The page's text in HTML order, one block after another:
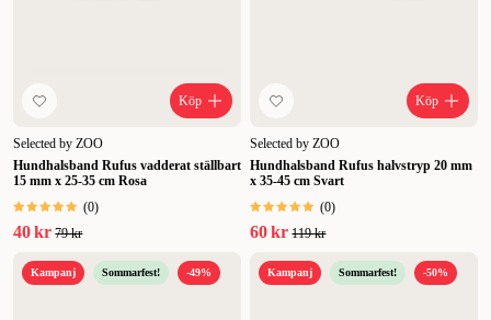
Köp
Selected by ZOO
Hundhalsband Rufus vadderat ställbart
15 mm x 25-35 cm Rosa
(0)
40 kr 79 kr
Köp
Selected by ZOO
Hundhalsband Rufus halvstryp 20 mm
x 35-45 cm Svart
(0)
60 kr 119 kr
Kampanj Sommarfest! -49% Kampanj Sommarfest! -50%